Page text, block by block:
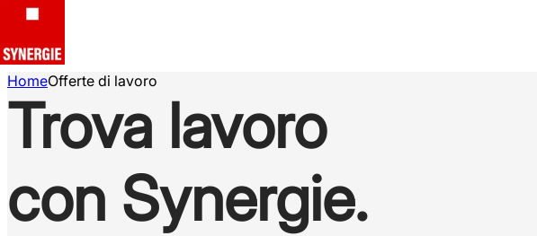
HomeOfferte di lavoro
Trova lavoro
con Synergie.